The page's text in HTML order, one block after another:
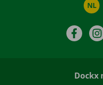
NL
Dockx